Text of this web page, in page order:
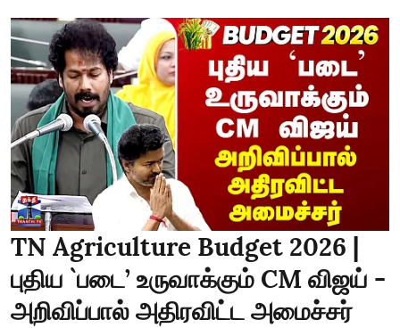
TN Agriculture Budget 2026 |
புதிய `படை’ உருவாக்கும் CM விஜய் -
அறிவிப்பால் அதிரவிட்ட அமைச்சர்